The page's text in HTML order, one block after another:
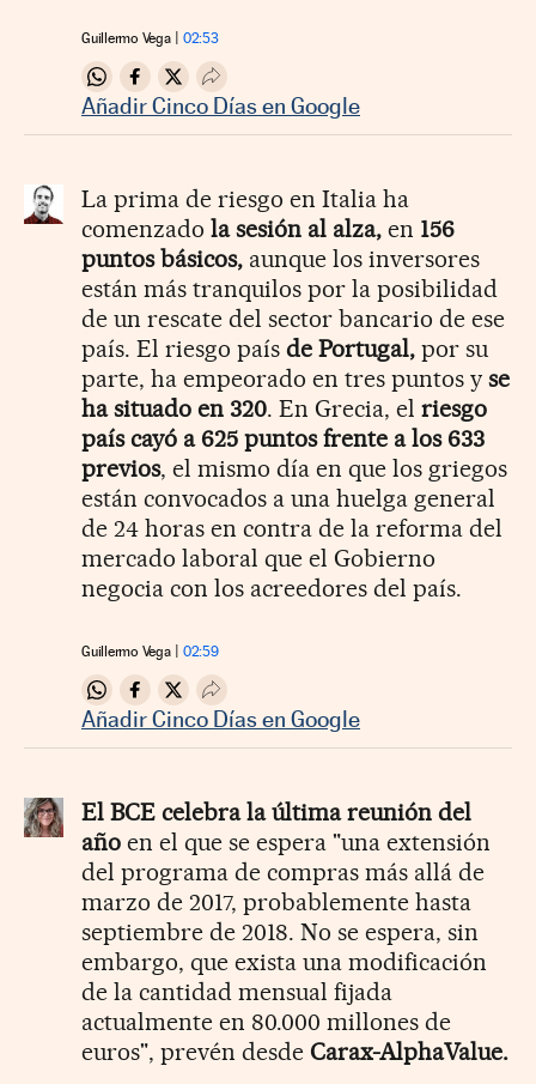
Guillermo Vega 02:53
Compartir en Whatsapp
Compartir en Facebook
Compartir en Twitter
Desplegar Redes Sociales
Añadir Cinco Días en Google
La prima de riesgo en Italia ha
comenzado la sesión al alza, en 156
puntos básicos, aunque los inversores
están más tranquilos por la posibilidad
de un rescate del sector bancario de ese
país. El riesgo país de Portugal, por su
parte, ha empeorado en tres puntos y se
ha situado en 320. En Grecia, el riesgo
país cayó a 625 puntos frente a los 633
previos, el mismo día en que los griegos
están convocados a una huelga general
de 24 horas en contra de la reforma del
mercado laboral que el Gobierno
negocia con los acreedores del país.
Guillermo Vega 02:59
Compartir en Whatsapp
Compartir en Facebook
Compartir en Twitter
Desplegar Redes Sociales
Añadir Cinco Días en Google
El BCE celebra la última reunión del
año en el que se espera "una extensión
del programa de compras más allá de
marzo de 2017, probablemente hasta
septiembre de 2018. No se espera, sin
embargo, que exista una modificación
de la cantidad mensual fijada
actualmente en 80.000 millones de
euros", prevén desde Carax-AlphaValue.